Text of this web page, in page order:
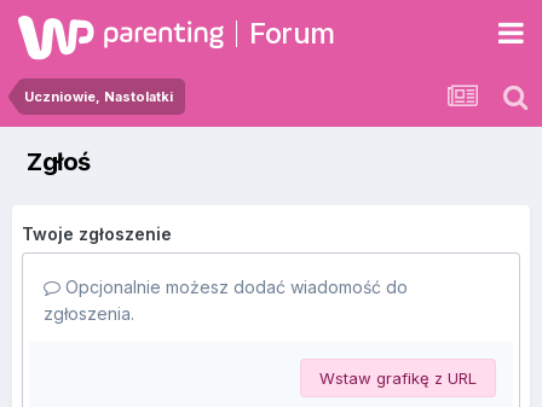
Forum
Uczniowie, Nastolatki
Zgłoś
Twoje zgłoszenie
Opcjonalnie możesz dodać wiadomość do
zgłoszenia.
Wstaw grafikę z URL